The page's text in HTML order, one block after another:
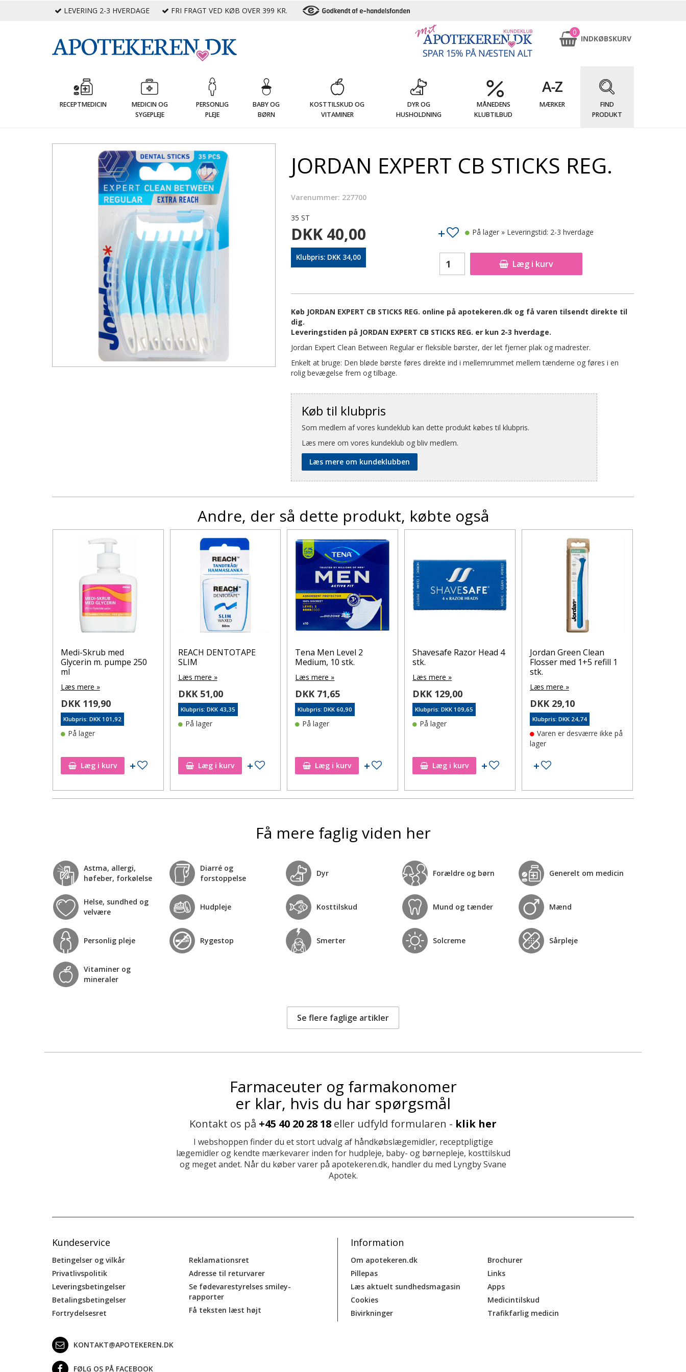
LEVERING 2-3 HVERDAGE FRI FRAGT VED KØB OVER 399 KR.
0
INDKØBSKURV
RECEPTMEDICIN
MEDICIN OG
SYGEPLEJE
PERSONLIG
PLEJE
BABY OG
BØRN
KOSTTILSKUD OG
VITAMINER
DYR OG
HUSHOLDNING
MÅNEDENS
KLUBTILBUD
MÆRKER
FIND
PRODUKT
JORDAN EXPERT CB STICKS REG.
Varenummer: 227700
35 ST
DKK 40,00
Klubpris: DKK 34,00
Læg i kurv
På lager » Leveringstid: 2-3 hverdage
Køb JORDAN EXPERT CB STICKS REG. online på apotekeren.dk og få varen tilsendt direkte til
dig.
Leveringstiden på JORDAN EXPERT CB STICKS REG. er kun 2-3 hverdage.
Jordan Expert Clean Between Regular er fleksible børster, der let fjerner plak og madrester.
Enkelt at bruge: Den bløde børste føres direkte ind i mellemrummet mellem tænderne og føres i en
rolig bevægelse frem og tilbage.
Køb til klubpris
Som medlem af vores kundeklub kan dette produkt købes til klubpris.
Læs mere om vores kundeklub og bliv medlem.
Læs mere om kundeklubben
Andre, der så dette produkt, købte også
Medi-Skrub med
Glycerin m. pumpe 250
ml
Læs mere »
DKK 119,90
Klubpris: DKK 101,92
På lager
Læg i kurv Tilføj til ønskeseddel
REACH DENTOTAPE
SLIM
Læs mere »
DKK 51,00
Klubpris: DKK 43,35
På lager
Læg i kurv Tilføj til ønskeseddel
Tena Men Level 2
Medium, 10 stk.
Læs mere »
DKK 71,65
Klubpris: DKK 60,90
På lager
Læg i kurv Tilføj til ønskeseddel
Shavesafe Razor Head 4
stk.
Læs mere »
DKK 129,00
Klubpris: DKK 109,65
På lager
Læg i kurv Tilføj til ønskeseddel
Jordan Green Clean
Flosser med 1+5 refill 1
stk.
Læs mere »
DKK 29,10
Klubpris: DKK 24,74
Varen er desværre ikke på
lager
Tilføj til ønskeseddel
Få mere faglig viden her
Astma, allergi,
høfeber, forkølelse
Diarré og
forstoppelse
Dyr Forældre og børn Generelt om medicin
Helse, sundhed og
velvære
Hudpleje Kosttilskud Mund og tænder Mænd
Personlig pleje Rygestop Smerter Solcreme Sårpleje
Vitaminer og
mineraler
Se flere faglige artikler
Farmaceuter og farmakonomer
er klar, hvis du har spørgsmål
Kontakt os på +45 40 20 28 18 eller udfyld formularen - klik her
I webshoppen finder du et stort udvalg af håndkøbslægemidler, receptpligtige
lægemidler og kendte mærkevarer inden for hudpleje, baby- og børnepleje, kosttilskud
og meget andet. Når du køber varer på apotekeren.dk, handler du med Lyngby Svane
Apotek.
Kundeservice
Betingelser og vilkår
Privatlivspolitik
Leveringsbetingelser
Betalingsbetingelser
Fortrydelsesret
Reklamationsret
Adresse til returvarer
Se fødevarestyrelses smiley-
rapporter
Få teksten læst højt
Information
Om apotekeren.dk
Pillepas
Læs aktuelt sundhedsmagasin
Cookies
Bivirkninger
Brochurer
Links
Apps
Medicintilskud
Trafikfarlig medicin
KONTAKT@APOTEKEREN.DK
FØLG OS PÅ FACEBOOK